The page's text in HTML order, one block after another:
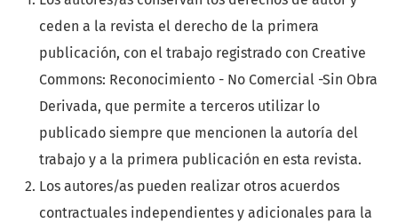
ceden a la revista el derecho de la primera
publicación, con el trabajo registrado con Creative
Commons: Reconocimiento - No Comercial -Sin Obra
Derivada, que permite a terceros utilizar lo
publicado siempre que mencionen la autoría del
trabajo y a la primera publicación en esta revista.
Los autores/as pueden realizar otros acuerdos
contractuales independientes y adicionales para la